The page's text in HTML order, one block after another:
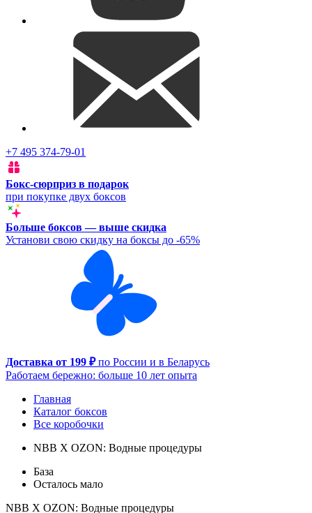
+7 495 374-79-01
Бокс-сюрприз в подарок
при покупке двух боксов
Больше боксов — выше скидка
Установи свою скидку на боксы до -65%
Доставка от 199 ₽по России и в Беларусь
Работаем бережно: больше 10 лет опыта
Главная
Каталог боксов
Все коробочки
NBB X OZON: Водные процедуры
База
Осталось мало
NBB X OZON: Водные процедуры